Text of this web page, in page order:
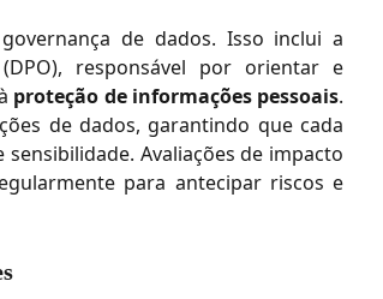
de dados. Isso inclui a
responsável por orientar e
proteção de informações pessoais.
de dados, garantindo que cada
Avaliações de impacto
para antecipar riscos e